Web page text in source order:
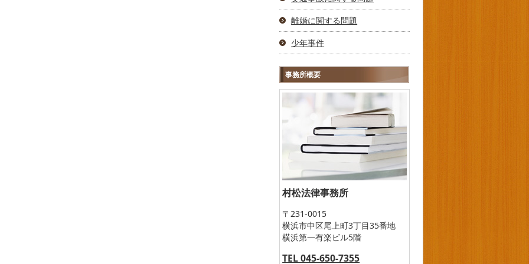
離婚に関する問題
少年事件
事務所概要
村松法律事務所
〒231-0015
横浜市中区尾上町3丁目35番地
横浜第一有楽ビル5階
TEL 045-650-7355